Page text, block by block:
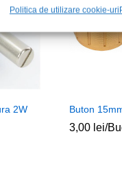
Politica de utilizare cookie-uri
2W
Buton
3,00 lei/